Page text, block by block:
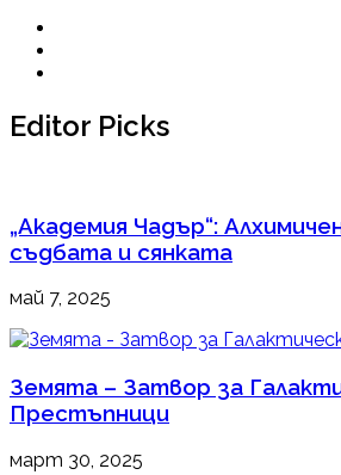
Editor Picks
„Академия Чадър“:
съдбата и сянката
май 7, 2025
Земята – Затвор за
Престъпници
март 30, 2025